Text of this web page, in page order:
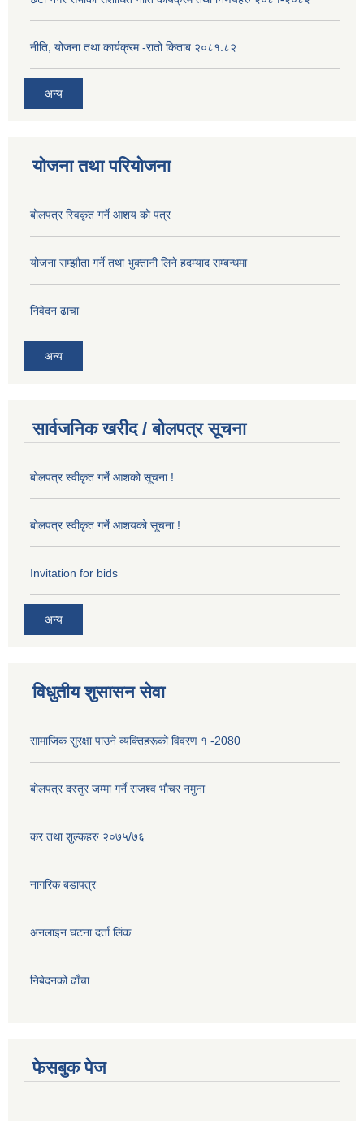
नीति, योजना तथा कार्यक्रम -रातो किताब २०८१.८२
अन्य
योजना तथा परियोजना
बोलपत्र स्विकृत गर्ने आशय को पत्र
योजना सम्झौता गर्ने तथा भुक्तानी लिने हदम्याद सम्बन्धमा
निवेदन ढाचा
अन्य
सार्वजनिक खरीद / बोलपत्र सूचना
बोलपत्र स्वीकृत गर्ने आशको सूचना !
बोलपत्र स्वीकृत गर्ने आशयको सूचना !
Invitation for bids
अन्य
विधुतीय शुसासन सेवा
सामाजिक सुरक्षा पाउने व्यक्तिहरूको विवरण १ -2080
बोलपत्र दस्तुर जम्मा गर्ने राजश्व भौचर नमुना
कर तथा शुल्कहरु २०७५/७६
नागरिक बडापत्र
अनलाइन घटना दर्ता लिंक
निबेदनको ढाँचा
फेसबुक पेज